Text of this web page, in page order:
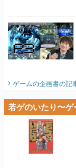
ゲームの企画書の記
若ゲのいたり〜